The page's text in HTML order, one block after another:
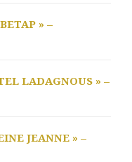
» –
LADAGNOUS » –
JEANNE » –